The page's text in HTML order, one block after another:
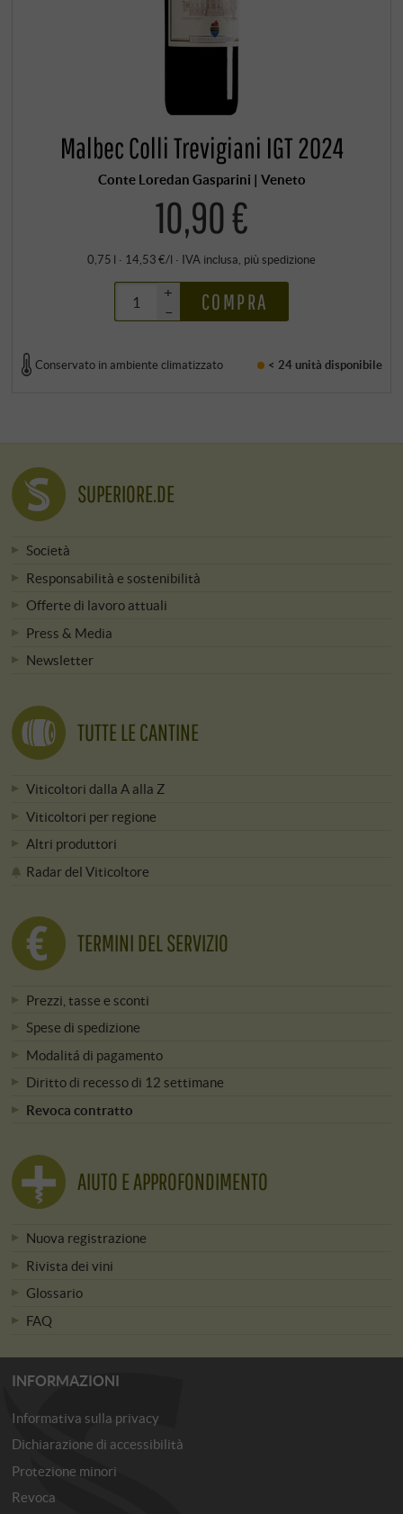
Malbec Colli Trevigiani IGT 2024
Conte Loredan Gasparini | Veneto
10,90 €
0,75 l · 14,53 €/l · IVA inclusa, più spedizione
+
–
COMPRA
Conservato in ambiente climatizzato < 24 unità disponibile
SUPERIORE.DE
Società
Responsabilità e sostenibilità
Offerte di lavoro attuali
Press & Media
Newsletter
TUTTE LE CANTINE
Viticoltori dalla A alla Z
Viticoltori per regione
Altri produttori
Radar del Viticoltore
TERMINI DEL SERVIZIO
Prezzi, tasse e sconti
Spese di spedizione
Modalitá di pagamento
Diritto di recesso di 12 settimane
Revoca contratto
AIUTO E APPROFONDIMENTO
Nuova registrazione
Rivista dei vini
Glossario
FAQ
INFORMAZIONI
Informativa sulla privacy
Dichiarazione di accessibilità
Protezione minori
Revoca